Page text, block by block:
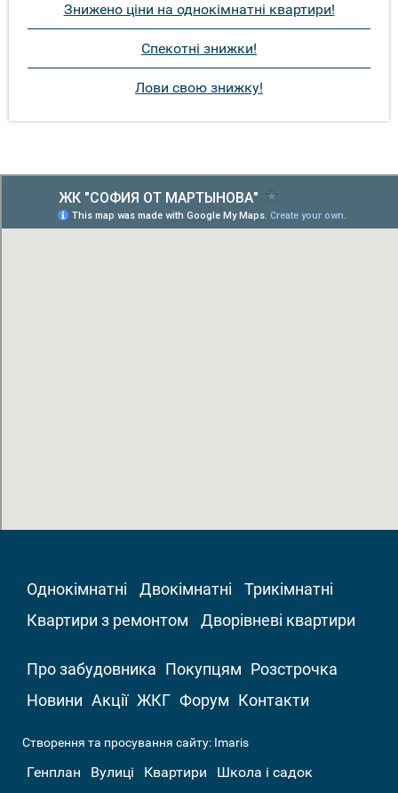
Знижено ціни на однокімнатні квартири!
Спекотні знижки!
Лови свою знижку!
Однокімнатні Двокімнатні
Трикімнатні
Квартири з ремонтом
Дворівневі квартири
Про забудовника Покупцям Розстрочка
Новини Акції ЖКГ Форум Контакти
Створення та просування сайту: Imaris
Генплан Вулиці Квартири Школа і садок